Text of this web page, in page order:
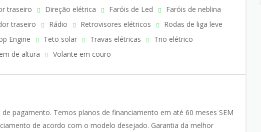
traseiro Direção elétrica Faróis de Led
Faróis de neblina
traseiro Rádio Retrovisores elétricos
Rodas de liga leve
Engine Teto solar Travas elétricas
Trio elétrico
de altura Volante em couro
pagamento. Temos planos de financiamento em até 60 meses SEM
de acordo com o modelo desejado. Garantia da melhor